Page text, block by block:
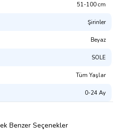
Harika Yolculuğu çizgi
olabilir.
%100 Yerli üretimdir ve 75
tüm peluş oyuncaklar birçok
ve standartlarına uygun CE
derecede yıkayınız. Makinada
Ütülemeyiniz. Kuru temizleme
51-100 cm
Şirinler
Beyaz
SOLE
Tüm Yaşlar
0-24 Ay
Benzer Seçenekler